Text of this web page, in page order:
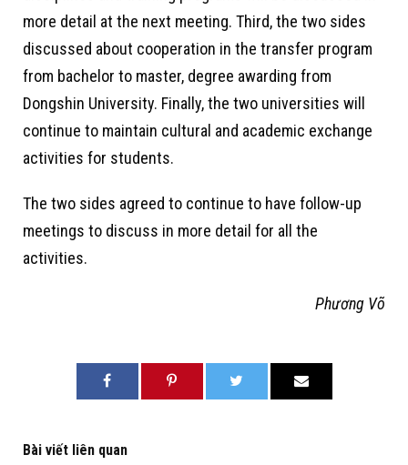
more detail at the next meeting. Third, the two sides
discussed about cooperation in the transfer program
from bachelor to master, degree awarding from
Dongshin University. Finally, the two universities will
continue to maintain cultural and academic exchange
activities for students.
The two sides agreed to continue to have follow-up
meetings to discuss in more detail for all the
activities.
Phương Võ
Bài viết liên quan